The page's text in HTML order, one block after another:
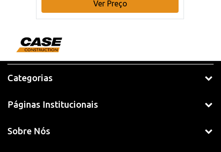
Ver Preço
Categorias
Páginas Institucionais
Sobre Nós